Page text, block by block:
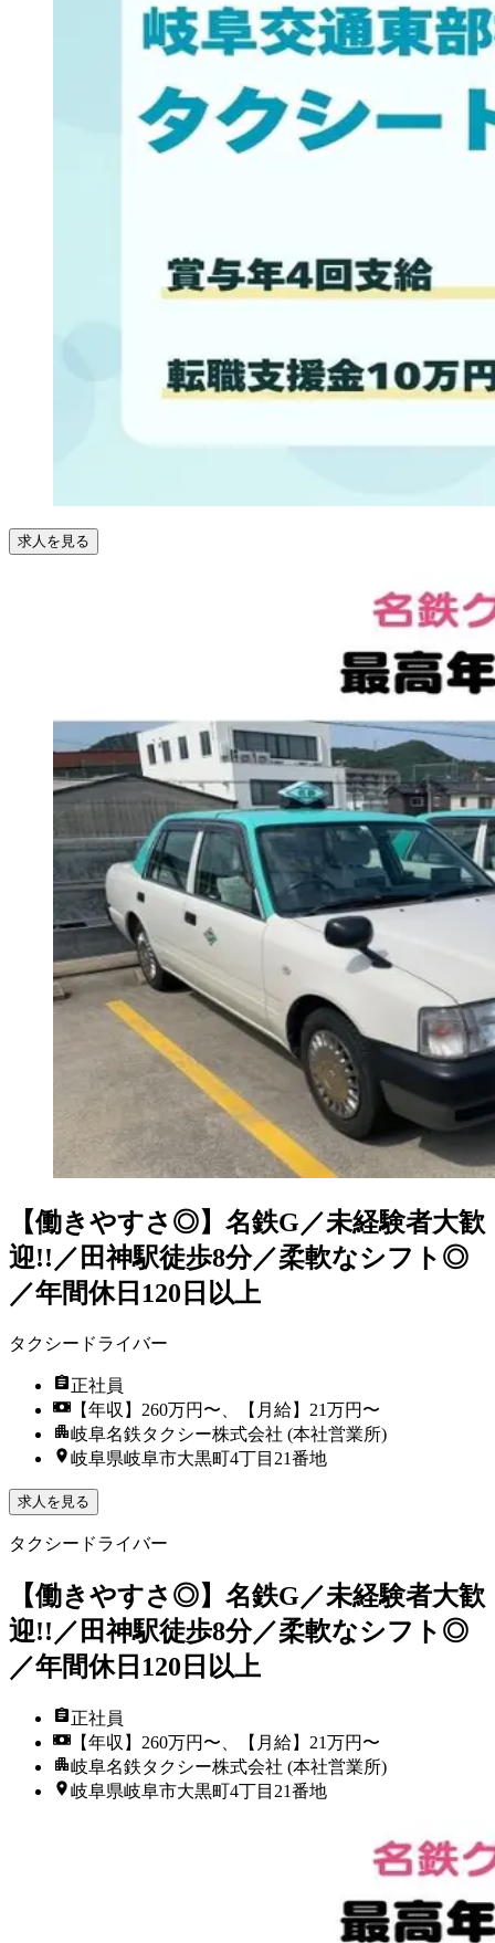
求人を見る
【働きやすさ◎】名鉄G／未経験者大歓
迎!!／田神駅徒歩8分／柔軟なシフト◎
／年間休日120日以上
タクシードライバー
正社員
【年収】260万円〜、【月給】21万円〜
岐阜名鉄タクシー株式会社 (本社営業所)
岐阜県岐阜市大黒町4丁目21番地
求人を見る
タクシードライバー
【働きやすさ◎】名鉄G／未経験者大歓
迎!!／田神駅徒歩8分／柔軟なシフト◎
／年間休日120日以上
正社員
【年収】260万円〜、【月給】21万円〜
岐阜名鉄タクシー株式会社 (本社営業所)
岐阜県岐阜市大黒町4丁目21番地